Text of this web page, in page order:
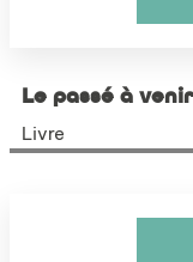
Le passé à venir
Livre